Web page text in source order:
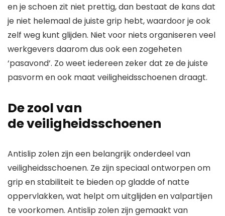
en je schoen zit niet prettig, dan bestaat de kans dat
je niet helemaal de juiste grip hebt, waardoor je ook
zelf weg kunt glijden. Niet voor niets organiseren veel
werkgevers daarom dus ook een zogeheten
‘pasavond’. Zo weet iedereen zeker dat ze de juiste
pasvorm en ook maat veiligheidsschoenen draagt.
De zool van
de veiligheidsschoenen
Antislip zolen zijn een belangrijk onderdeel van
veiligheidsschoenen. Ze zijn speciaal ontworpen om
grip en stabiliteit te bieden op gladde of natte
oppervlakken, wat helpt om uitglijden en valpartijen
te voorkomen. Antislip zolen zijn gemaakt van